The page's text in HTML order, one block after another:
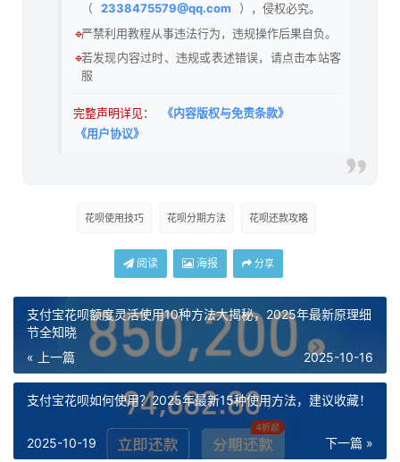
（
2338475579@qq.com
），侵权必究。
🔹严禁利用教程从事违法行为，违规操作后果自负。
🔹若发现内容过时、违规或表述错误，请点击本站客
服
完整声明详见：
《内容版权与免责条款》
《用户协议》
花呗使用技巧 花呗分期方法 花呗还款攻略
阅读 海报 分享
支付宝花呗额度灵活使用10种方法大揭秘，2025年最新原理细
节全知晓
« 上一篇
2025-10-16
支付宝花呗如何使用？2025年最新15种使用方法，建议收藏！
下一篇 »
2025-10-19